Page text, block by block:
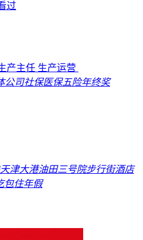
过
产主任 生产运营
公司社保医保五险年终奖
津大港油田三号院步行街酒店
包住年假